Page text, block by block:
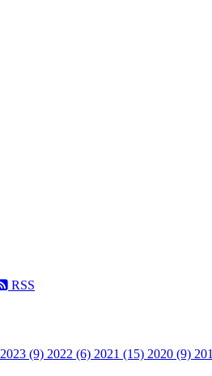
RSS
2023 (9) 2022 (6) 2021 (15) 2020 (9)